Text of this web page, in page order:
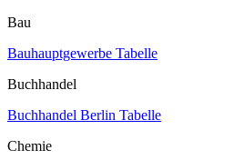
Bau
Bauhauptgewerbe Tabelle
Buchhandel
Buchhandel Berlin Tabelle
Chemie